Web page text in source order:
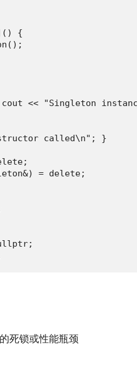
{
<< "Singleton
called\n"; }
= delete;
死锁或性能瓶颈